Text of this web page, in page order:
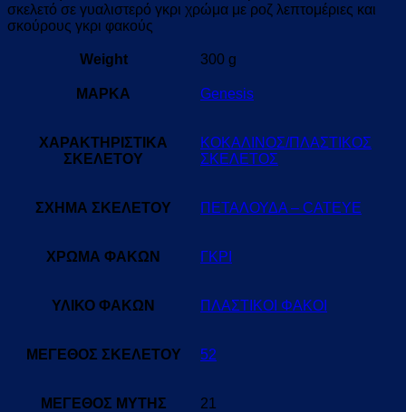
σκελετό σε γυαλιστερό γκρι χρώμα με ροζ λεπτομέριες και
σκούρους γκρι φακούς
Weight 300 g
ΜΑΡΚΑ Genesis
ΧΑΡΑΚΤΗΡΙΣΤΙΚΑ
ΣΚΕΛΕΤΟΥ
ΚΟΚΑΛΙΝΟΣ/ΠΛΑΣΤΙΚΟΣ
ΣΚΕΛΕΤΟΣ
ΣΧΗΜΑ ΣΚΕΛΕΤΟΥ ΠΕΤΑΛΟΥΔΑ – CATEYE
ΧΡΩΜΑ ΦΑΚΩΝ ΓΚΡΙ
ΥΛΙΚΟ ΦΑΚΩΝ ΠΛΑΣΤΙΚΟΙ ΦΑΚΟΙ
ΜΕΓΕΘΟΣ ΣΚΕΛΕΤΟΥ 52
ΜΕΓΕΘΟΣ ΜΥΤΗΣ 21